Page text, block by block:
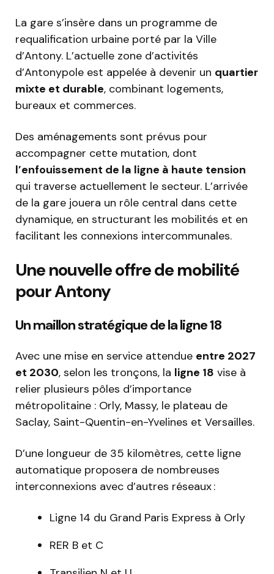
La gare s’insère dans un programme de
requalification urbaine porté par la Ville
d’Antony. L’actuelle zone d’activités
d’Antonypole est appelée à devenir un quartier
mixte et durable, combinant logements,
bureaux et commerces.
Des aménagements sont prévus pour
accompagner cette mutation, dont
l’enfouissement de la ligne à haute tension
qui traverse actuellement le secteur. L’arrivée
de la gare jouera un rôle central dans cette
dynamique, en structurant les mobilités et en
facilitant les connexions intercommunales.
Une nouvelle offre de mobilité
pour Antony
Un maillon stratégique de la ligne 18
Avec une mise en service attendue entre 2027
et 2030, selon les tronçons, la ligne 18 vise à
relier plusieurs pôles d’importance
métropolitaine : Orly, Massy, le plateau de
Saclay, Saint-Quentin-en-Yvelines et Versailles.
D’une longueur de 35 kilomètres, cette ligne
automatique proposera de nombreuses
interconnexions avec d’autres réseaux :
Ligne 14 du Grand Paris Express à Orly
RER B et C